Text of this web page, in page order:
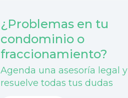
¿Problemas en tu
condominio o
fraccionamiento?
Agenda una asesoría legal y
resuelve todas tus dudas